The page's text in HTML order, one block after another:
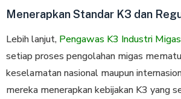
Menerapkan Standar K3 dan
Lebih lanjut, Pengawas K3 Industri Migas
setiap proses pengolahan migas
keselamatan nasional maupun
mereka menerapkan kebijakan K3 yang